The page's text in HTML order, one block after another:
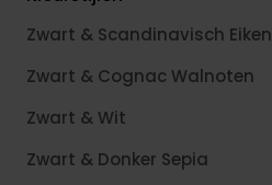
Zwart & Scandinavisch Eiken
Zwart & Cognac Walnoten
Zwart & Wit
Zwart & Donker Sepia